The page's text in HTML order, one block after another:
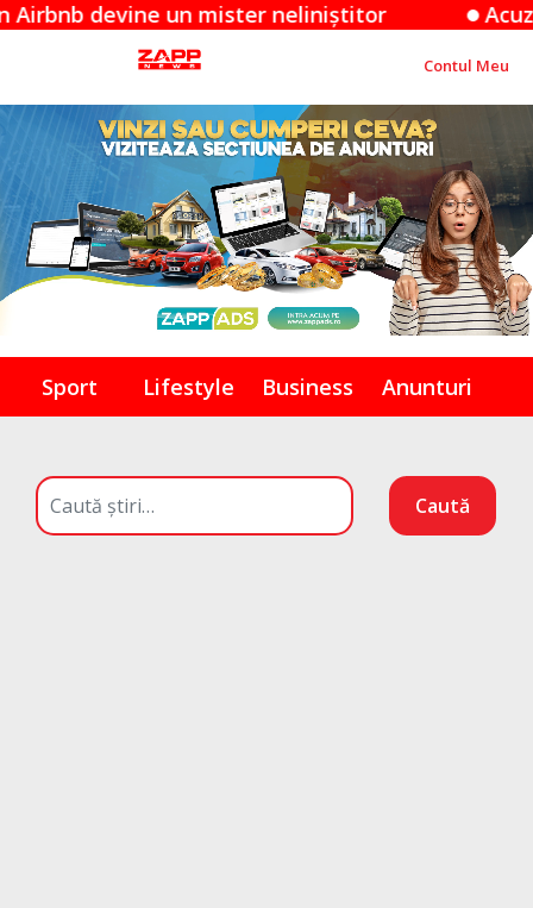
un mister neliniștitor Acuzațiile
Contul Meu
Sport Lifestyle Business Anunturi
Caută